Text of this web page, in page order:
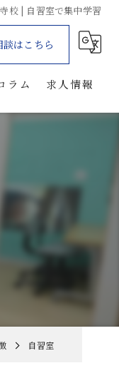
校 | 自習室で集中学習
はこちら
ラム 求人情報
自習室